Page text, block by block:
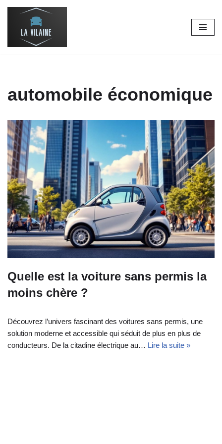
automobile économique
Quelle est la voiture sans permis la
moins chère ?
Découvrez l’univers fascinant des voitures sans permis, une
solution moderne et accessible qui séduit de plus en plus de
conducteurs. De la citadine électrique au… Lire la suite »